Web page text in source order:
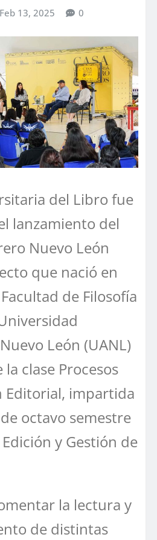
Feb 13, 2025 0
del Libro fue
lanzamiento del
Nuevo León
que nació en
de Filosofía
León (UANL)
clase Procesos
Editorial, impartida
octavo semestre
y Gestión de
la lectura y
de distintas